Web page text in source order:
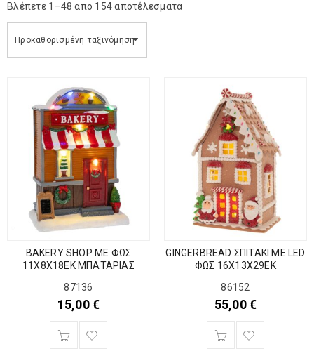
Βλέπετε 1–48 απο 154 αποτέλεσματα
Προκαθορισμένη ταξινόμηση
BAKERY SHOP ΜΕ ΦΩΣ
11X8X18EK ΜΠΑΤΑΡΙΑΣ
87136
15,00€
GINGERBREAD ΣΠΙΤΑΚΙ ΜΕ LED
ΦΩΣ 16Χ13Χ29ΕΚ
86152
55,00€